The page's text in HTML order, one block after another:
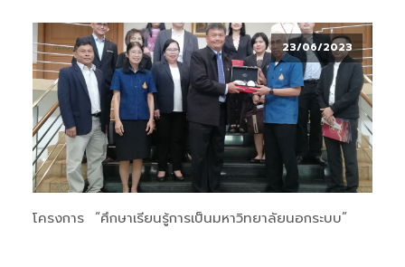
23/06/2023
โครงการ “ศึกษาเรียนรู้การเป็นมหาวิทยาลัยนอกระบบ”